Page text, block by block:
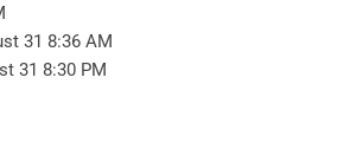
31 8:36 AM
31 8:30 PM